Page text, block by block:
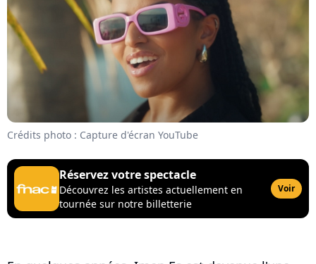
Crédits photo : Capture d'écran YouTube
Réservez votre spectacle
Découvrez les artistes actuellement en
tournée sur notre billetterie
Voir